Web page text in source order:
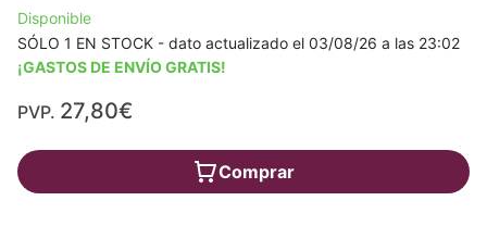
Disponible
SÓLO 1 EN STOCK - dato actualizado el 03/08/26 a las 23:02
¡GASTOS DE ENVÍO GRATIS!
PVP. 27,80€
Comprar